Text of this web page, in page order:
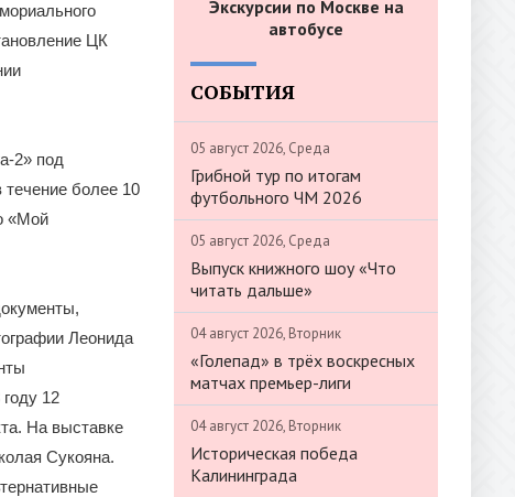
ЦК
2» под
более 10
«Мой
Леонида
12
На выставке
Сукояна.
Экскурсии по Москве на
автобусе
СОБЫТИЯ
05 август 2026, Среда
Грибной тур по итогам
футбольного ЧМ 2026
05 август 2026, Среда
Выпуск книжного шоу «Что
читать дальше»
04 август 2026, Вторник
«Голепад» в трёх воскресных
матчах премьер-лиги
04 август 2026, Вторник
Историческая победа
Калининграда